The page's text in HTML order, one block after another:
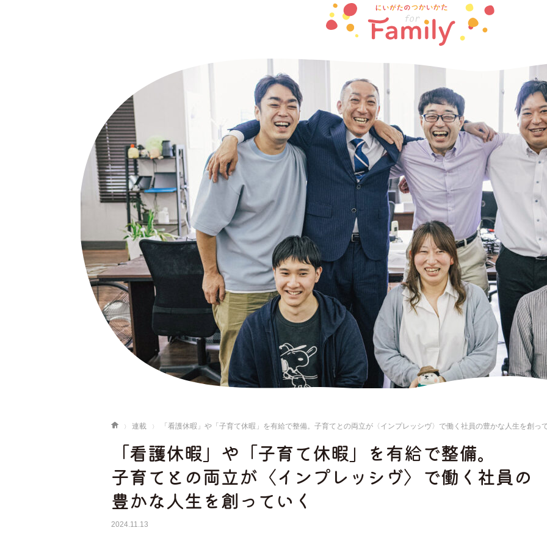
連載 「看護休暇」や「子育て休暇」を有給で整備。子育てとの両立が〈インプレッシヴ〉で働く社員の豊かな人生を創っ
「看護休暇」や「子育て休暇」を有給で整備。
子育てとの両立が〈インプレッシヴ〉で働く社員の
豊かな人生を創っていく
2024.11.13